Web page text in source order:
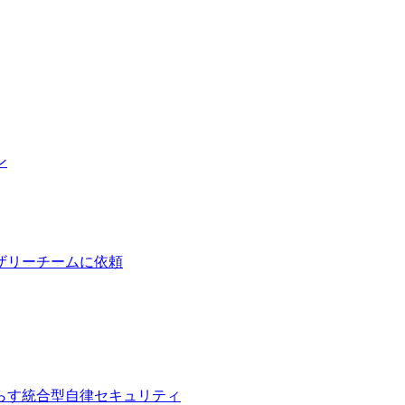
リーチームに依頼
統合型自律セキュリティ